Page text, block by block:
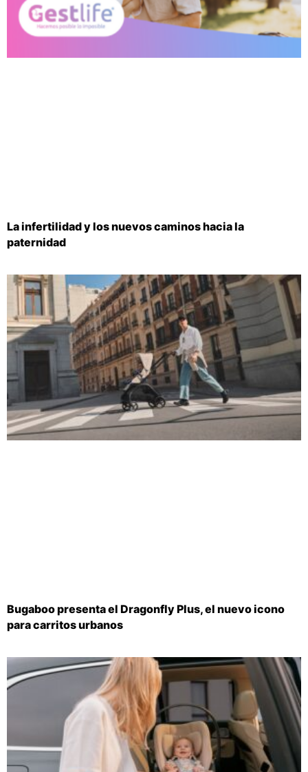
La infertilidad y los nuevos caminos hacia la
paternidad
Bugaboo presenta el Dragonfly Plus, el nuevo icono
para carritos urbanos